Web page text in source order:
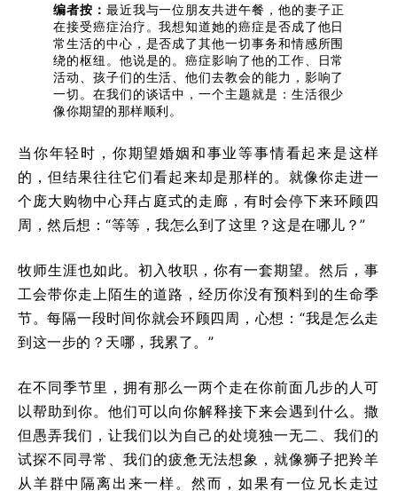
编者按： 最近我与一位朋友共进午餐，他的妻子正
在接受癌症治疗。我想知道她的癌症是否成了他日
常生活的中心，是否成了其他一切事务和情感所围
绕的枢纽。他说是的。癌症影响了他的工作、日常
活动、孩子们的生活、他们去教会的能力，影响了
一切。在我们的谈话中，一个主题就是：生活很少
像你期望的那样顺利。
当你年轻时，你期望婚姻和事业等事情看起来是这样
的，但结果往往它们看起来却是那样的。就像你走进一
个庞大购物中心拜占庭式的走廊，有时会停下来环顾四
周，然后想：“等等，我怎么到了这里？这是在哪儿？”
牧师生涯也如此。初入牧职，你有一套期望。然后，事
工会带你走上陌生的道路，经历你没有预料到的生命季
节。每隔一段时间你就会环顾四周，心想：“我是怎么走
到这一步的？天哪，我累了。”
在不同季节里，拥有那么一两个走在你前面几步的人可
以帮助到你。他们可以向你解释接下来会遇到什么。撒
但愚弄我们，让我们以为自己的处境独一无二、我们的
试探不同寻常、我们的疲惫无法想象，就像狮子把羚羊
从羊群中隔离出来一样。然而，如果有一位兄长走过